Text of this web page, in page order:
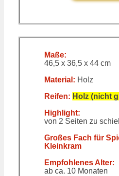
Maße:
46,5 x 36,5 x 44 cm
Material: Holz
Reifen: Holz (nicht
Highlight:
von 2 Seiten zu
Großes Fach für
Kleinkram
Empfohlenes Alter:
ab ca. 10 Monaten